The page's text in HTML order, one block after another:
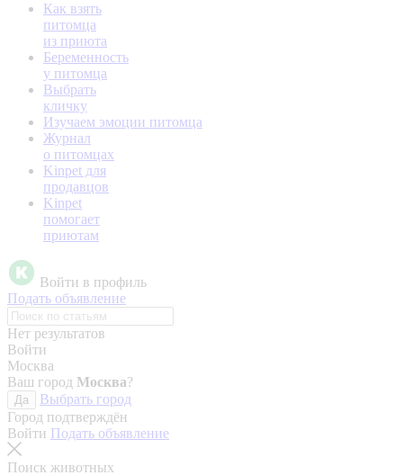
Как взять
питомца
из приюта
Беременность
у питомца
Выбрать
кличку
Изучаем эмоции питомца
Журнал
о питомцах
Kinpet для
продавцов
Kinpet
помогает
приютам
Войти в профиль
Подать объявление
Нет результатов
Войти
Москва
Ваш город Москва?
Да
Выбрать город
Город подтверждён
Войти Подать объявление
Поиск животных